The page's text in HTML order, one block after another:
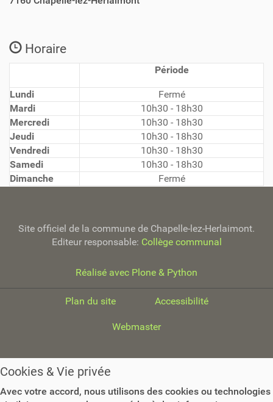
Horaire
Période
Lundi
Fermé
Mardi
10h30 - 18h30
Mercredi
10h30 - 18h30
Jeudi
10h30 - 18h30
Vendredi
10h30 - 18h30
Samedi
10h30 - 18h30
Dimanche
Fermé
Site officiel de la commune de Chapelle-lez-Herlaimont.
Editeur responsable: Collège communal
Réalisé avec Plone & Python
Plan du site Accessibilité
Webmaster
Cookies & Vie privée
Avec votre accord, nous utilisons des cookies ou technologies